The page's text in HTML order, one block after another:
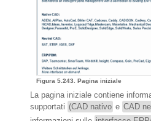
Figura 5.243. Pagina iniziale
La pagina iniziale contiene
supportati (CAD nativo e CAD